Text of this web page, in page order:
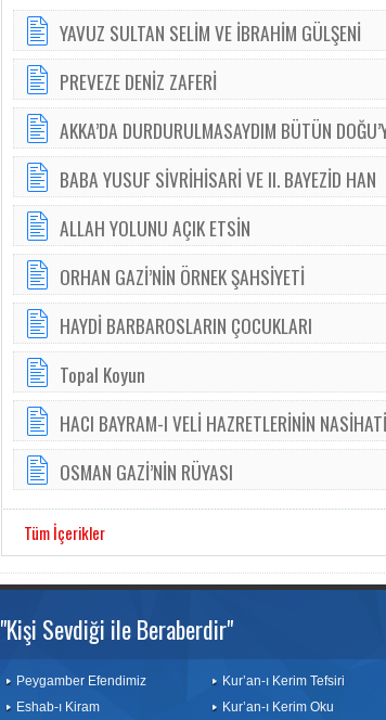
YAVUZ SULTAN SELİM VE İBRAHİM GÜLŞENİ
PREVEZE DENİZ ZAFERİ
AKKA’DA DURDURULMASAYDIM BÜTÜN
BABA YUSUF SİVRİHİSARİ VE II. BAYEZİD HAN
ALLAH YOLUNU AÇIK ETSİN
ORHAN GAZİ’NİN ÖRNEK ŞAHSİYETİ
HAYDİ BARBAROSLARIN ÇOCUKLARI
Topal Koyun
HACI BAYRAM-I VELİ HAZRETLERİNİN NASİHATİ
OSMAN GAZİ’NİN RÜYASI
Tüm İçerikler
"Kişi Sevdiği ile Beraberdir"
Peygamber Efendimiz
Eshab-ı Kiram
Kur’an-ı Kerim Tefsiri
Kur’an-ı Kerim Oku